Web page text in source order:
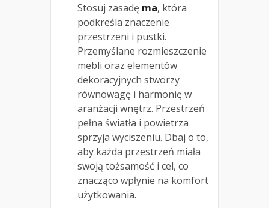
Stosuj zasadę ma, która
podkreśla znaczenie
przestrzeni i pustki.
Przemyślane rozmieszczenie
mebli oraz elementów
dekoracyjnych stworzy
równowagę i harmonię w
aranżacji wnętrz. Przestrzeń
pełna światła i powietrza
sprzyja wyciszeniu. Dbaj o to,
aby każda przestrzeń miała
swoją tożsamość i cel, co
znacząco wpłynie na komfort
użytkowania.